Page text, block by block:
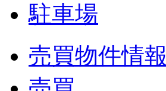
駐車場
売買物件情報